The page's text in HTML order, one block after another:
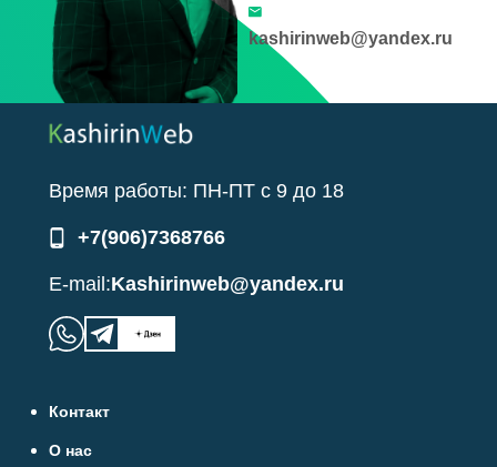
kashirinweb@yandex.ru
Время работы: ПН-ПТ с 9 до 18
+7(906)7368766
E-mail:Kashirinweb@yandex.ru
Контакт
О нас